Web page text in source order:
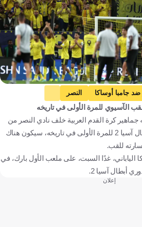
ضد جامبا أوساكا
النصر
أبطال آسيا 2
تونس
العربية السعودية اليابان
تونس
الآسيوي للمرة الأولى في تاريخه
كرة القدم العربية خلف نادي النصر من
أجل التتويج بلقب دوري أبطال آسيا 2 للمرة الأولى في تاريخه، سيكون هناك
للقب.
الياباني، غدًا السبت، على ملعب الأول بارك، في
أبطال آسيا 2.
إعلان